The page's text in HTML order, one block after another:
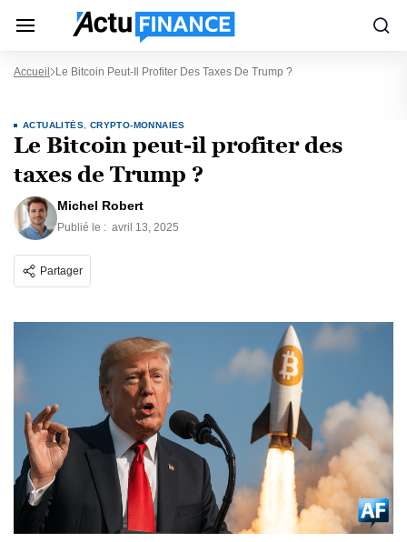
Accueil Le Bitcoin Peut-Il Profiter Des Taxes De Trump ?
ACTUALITÉS CRYPTO-MONNAIES
Le Bitcoin peut-il profiter des
taxes de Trump ?
Michel Robert
Publié le : avril 13, 2025
Partager